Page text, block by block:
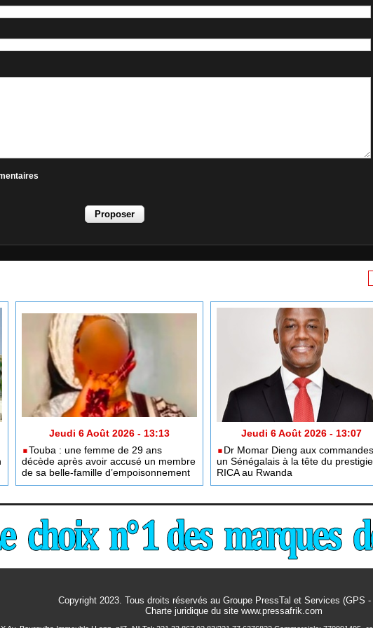
Jeudi 6 Août 2026 - 13:13
​Touba : une femme de 29 ans
décède après avoir accusé un membre
de sa belle-famille d’empoisonnement
Jeudi 6 Août 2026 - 13:07
​Dr Momar Dieng aux
un Sénégalais à la tête du
RICA au Rwanda
Copyright 2023. Tous droits réservés au Groupe PressTal et Services (GPS -
Charte juridiquedu site www.pressafrik.com